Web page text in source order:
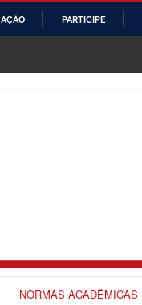
PARTICIPE
NORMAS ACADÊMICAS